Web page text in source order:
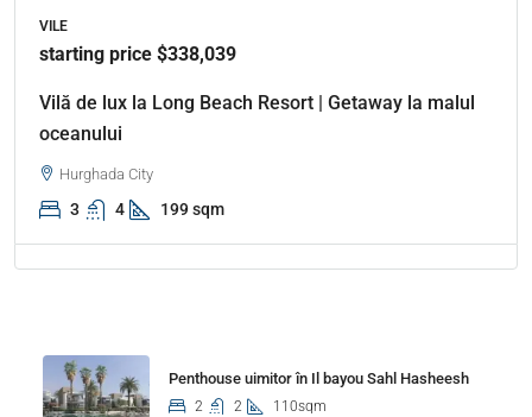
VILE
starting price $338,039
Vilă de lux la Long Beach Resort | Getaway la malul
oceanului
Hurghada City
3 4 199 sqm
Penthouse uimitor în Il bayou Sahl Hasheesh
2 2 110sqm